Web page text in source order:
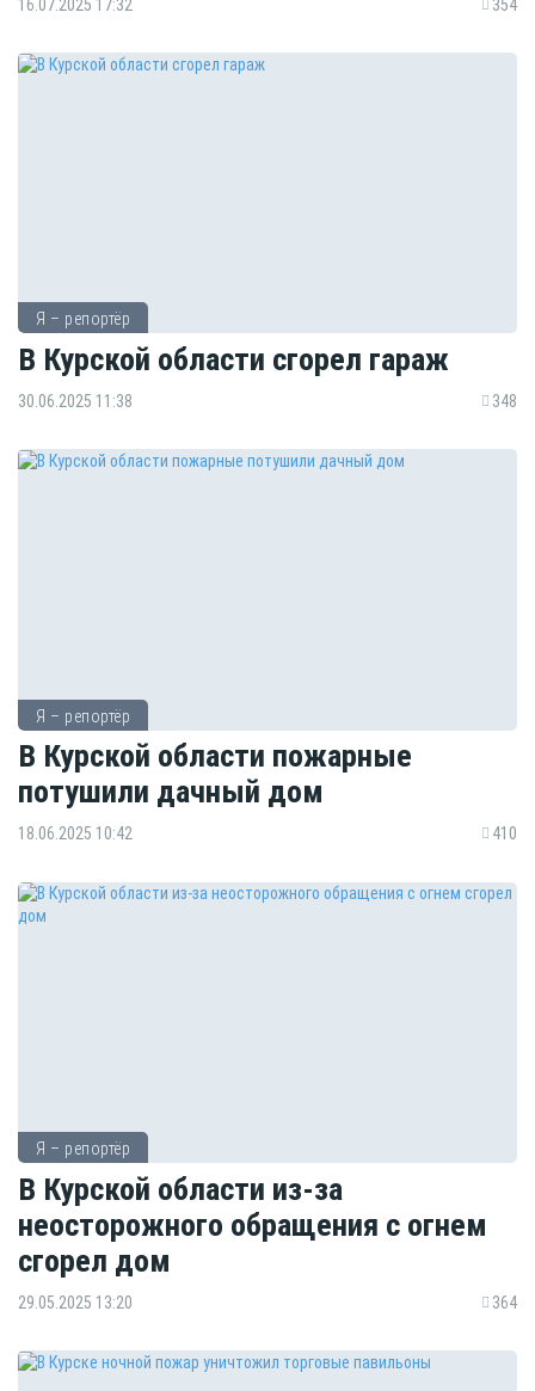
16.07.2025 17:32 354
Я – репортёр
В Курской области сгорел гараж
30.06.2025 11:38 348
Я – репортёр
В Курской области пожарные
потушили дачный дом
18.06.2025 10:42 410
Я – репортёр
В Курской области из-за
неосторожного обращения с огнем
сгорел дом
29.05.2025 13:20 364